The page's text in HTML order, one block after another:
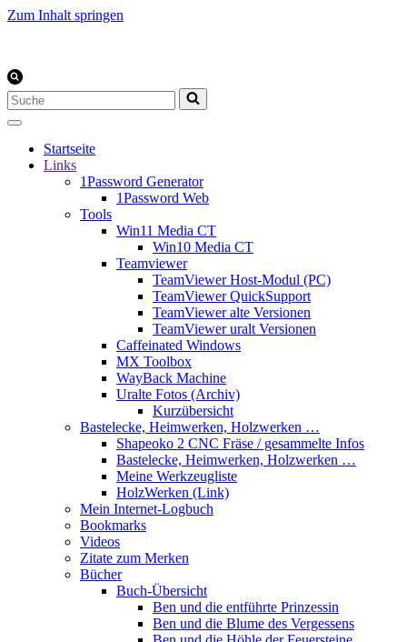
Zum Inhalt springen
Suchen
nach …
Startseite
Links
1Password Generator
1Password Web
Tools
Win11 Media CT
Win10 Media CT
Teamviewer
TeamViewer Host-Modul (PC)
TeamViewer QuickSupport
TeamViewer alte Versionen
TeamViewer uralt Versionen
Caffeinated Windows
MX Toolbox
WayBack Machine
Uralte Fotos (Archiv)
Kurzübersicht
Bastelecke, Heimwerken, Holzwerken …
Shapeoko 2 CNC Fräse / gesammelte Infos
Bastelecke, Heimwerken, Holzwerken …
Meine Werkzeugliste
HolzWerken (Link)
Mein Internet-Logbuch
Bookmarks
Videos
Zitate zum Merken
Bücher
Buch-Übersicht
Ben und die entführte Prinzessin
Ben und die Blume des Vergessens